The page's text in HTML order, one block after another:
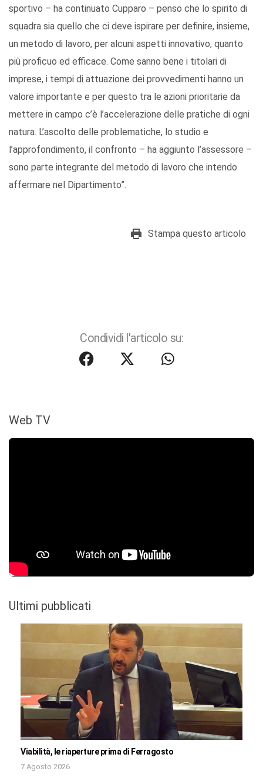
sportivo – ha continuato Cupparo – penso che lo spirito di
squadra sia quello che ci deve ispirare per definire, insieme,
un metodo di lavoro, per alcuni aspetti innovativo, quanto
più proficuo ed efficace. Come sanno bene i titolari di
imprese, i tempi di attuazione dei provvedimenti hanno un
valore importante e per questo tra le azioni prioritarie da
mettere in campo c’è l’accelerazione delle pratiche di ogni
natura. L’ascolto delle problematiche, lo studio e
l’approfondimento, il confronto – ha aggiunto l’assessore –
sono parte integrante del metodo di lavoro che intendo
affermare nel Dipartimento”.
Stampa questo articolo
Condividi l'articolo su:
Web TV
Ultimi pubblicati
Viabilità, le riaperture prima di Ferragosto
7 Agosto 2026